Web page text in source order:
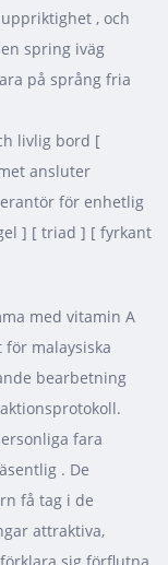
, och
spring iväg
på språng fria
livlig bord [
ansluter
för enhetlig
] [ triad ] [ fyrkant
med vitamin A
malaysiska
bearbetning
fara
. De
få tag i de
attraktiva,